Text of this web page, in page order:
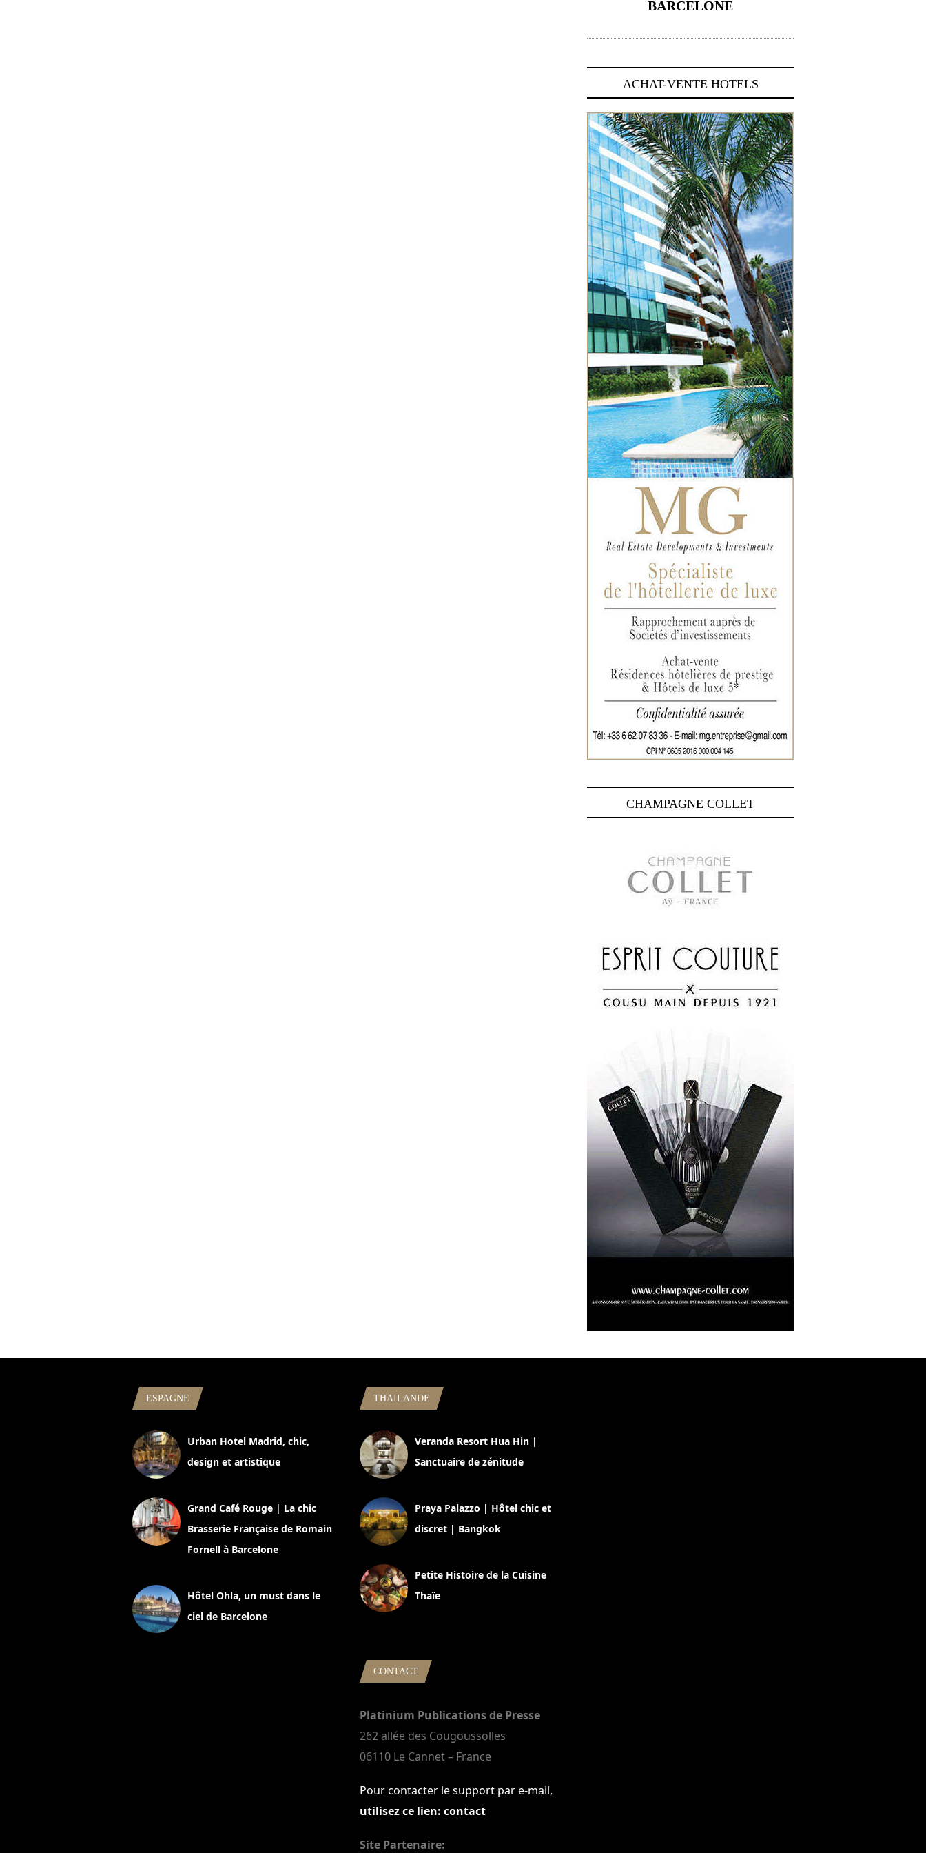
BARCELONE
ACHAT-VENTE HOTELS
CHAMPAGNE COLLET
ESPAGNE
Urban Hotel Madrid, chic,
design et artistique
Grand Café Rouge | La chic
Brasserie Française de Romain
Fornell à Barcelone
Hôtel Ohla, un must dans le
ciel de Barcelone
THAILANDE
Veranda Resort Hua Hin |
Sanctuaire de zénitude
Praya Palazzo | Hôtel chic et
discret | Bangkok
Petite Histoire de la Cuisine
Thaïe
CONTACT
Platinium Publications de Presse
262 allée des Cougoussolles
06110 Le Cannet – France
Pour contacter le support par e-mail,
utilisez ce lien: contact
Site Partenaire: